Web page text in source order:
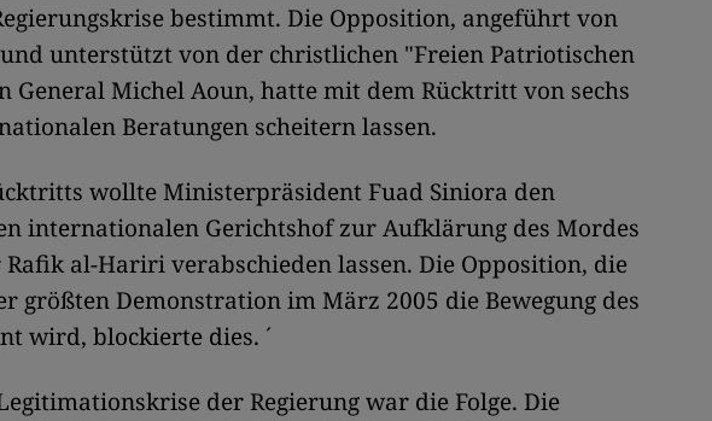
bestimmt. Die Opposition, angeführt von
unterstützt von der christlichen "Freien Patriotischen
General Michel Aoun, hatte mit dem Rücktritt von sechs
Beratungen scheitern lassen.
wollte Ministerpräsident Fuad Siniora den
internationalen Gerichtshof zur Aufklärung des Mordes
Rafik al-Hariri verabschieden lassen. Die Opposition, die
größten Demonstration im März 2005 die Bewegung des
wird, blockierte dies. ´
der Regierung war die Folge. Die